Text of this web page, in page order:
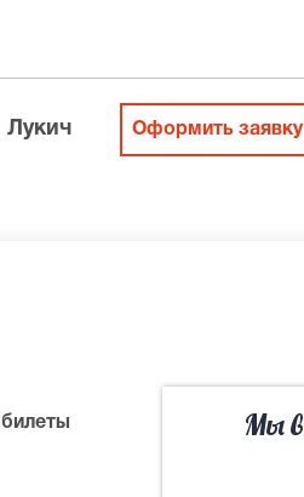
2-х часов. Бесплатная
Оплатить заказ
подберем Вам лучшие
Лукич Оформить заявку
Мы